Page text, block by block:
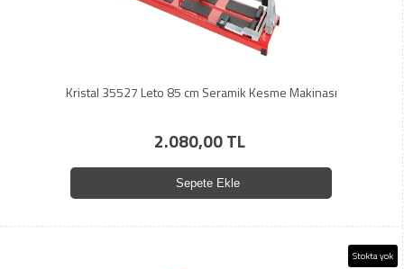
Kristal 35527 Leto 85 cm Seramik Kesme Makinası
2.080,00 TL
Sepete Ekle
Stokta yok